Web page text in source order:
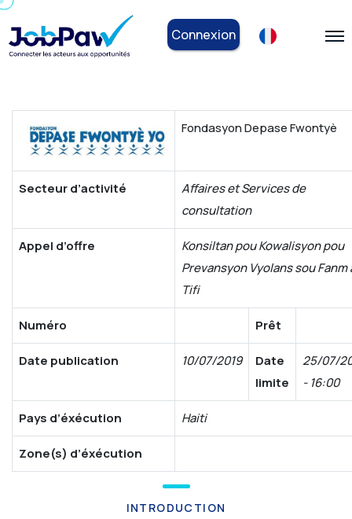
Connexion
Fondasyon Depase Fwontyè
Secteur d’activité
Affaires et Services de
consultation
Appel d’offre
Konsiltan pou Kowalisyon pou
Prevansyon Vyolans sou Fanm
Tifi
Numéro Prêt
Date publication 10/07/2019
Date
limite
25/07/
- 16:00
Pays d’éxécution Haiti
Zone(s) d’éxécution
INTRODUCTION